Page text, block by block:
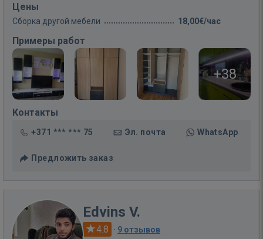
Цены
Сборка другой мебели 18,00€/час
Примеры работ
+38
Контакты
+371 *** *** 75 Эл. почта WhatsApp
Предложить заказ
Edvins V.
4.8 · 9 отзывов